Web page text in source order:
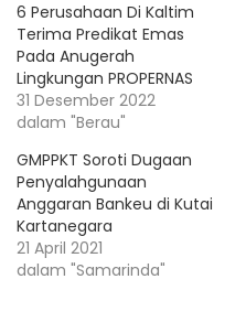
6 Perusahaan Di Kaltim
Terima Predikat Emas
Pada Anugerah
Lingkungan PROPERNAS
31 Desember 2022
dalam "Berau"
GMPPKT Soroti Dugaan
Penyalahgunaan
Anggaran Bankeu di Kutai
Kartanegara
21 April 2021
dalam "Samarinda"